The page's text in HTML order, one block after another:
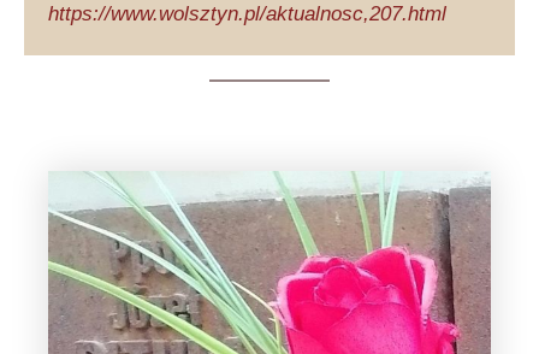
https://www.wolsztyn.pl/aktualnosc,207.html